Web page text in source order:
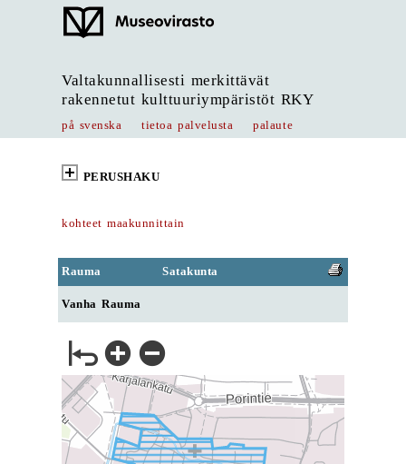
Valtakunnallisesti merkittävät
rakennetut kulttuuriympäristöt RKY
på svenska tietoa palvelusta palaute
PERUSHAKU
kohteet maakunnittain
Rauma Satakunta
Vanha Rauma